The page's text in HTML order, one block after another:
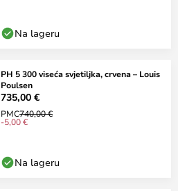
Na lageru
PH 5 300 viseća svjetiljka, crvena – Louis
Poulsen
735,00 €
PMC740,00 €
-5,00 €
Na lageru